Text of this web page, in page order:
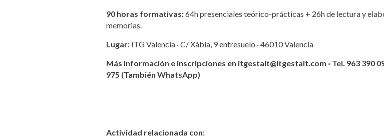
90 horas formativas:64h presenciales teórico-prácticas + 26h de lectura y
memorias.
Lugar: ITG Valencia · C/ Xàbia, 9 entresuelo · 46010 Valencia
Más información e inscripciones en itgestalt@itgestalt.com · Tel. 963 390
975 (También WhatsApp)
Actividad relacionada con: